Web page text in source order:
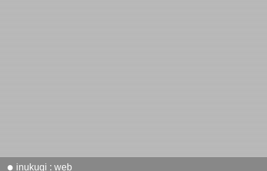
● inukugi : web